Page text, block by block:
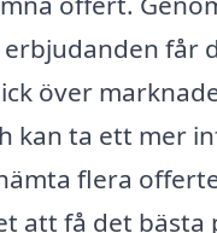
får
över
kan ta ett mer
flera
att få det bästa